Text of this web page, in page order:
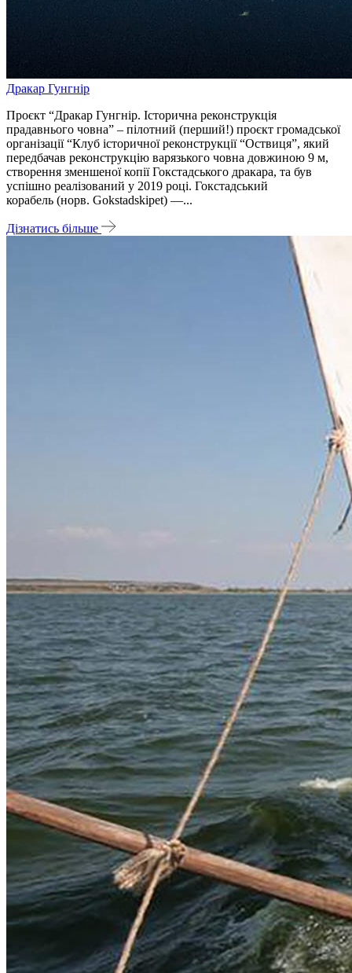
Дракар Гунгнір
Проєкт “Дракар Гунгнір. Історична реконструкція
прадавнього човна” – пілотний (перший!) проєкт громадської
організації “Клуб історичної реконструкції “Оствиця”, який
передбачав реконструкцію варязького човна довжиною 9 м,
створення зменшеної копії Гокстадського дракара, та був
успішно реалізований у 2019 році. Гокстадський
корабель (норв. Gokstadskipet) —...
Дізнатись більше